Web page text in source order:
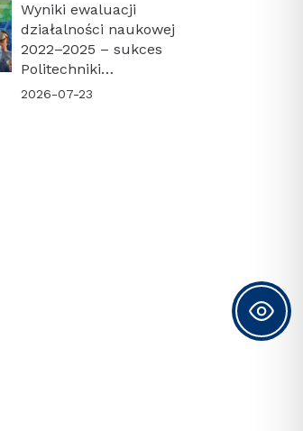
Wyniki ewaluacji
działalności naukowej
2022–2025 – sukces
Politechniki
Krakowskiej i naszego
2026-07-23